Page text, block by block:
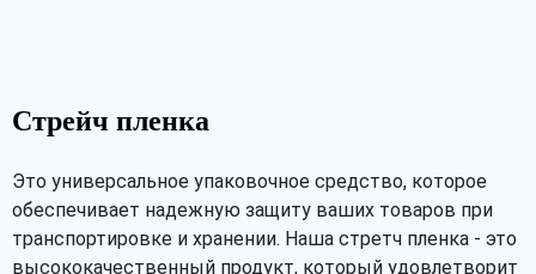
Стрейч пленка
Это универсальное упаковочное средство, которое
обеспечивает надежную защиту ваших товаров при
транспортировке и хранении. Наша стретч пленка - это
высококачественный продукт, который удовлетворит